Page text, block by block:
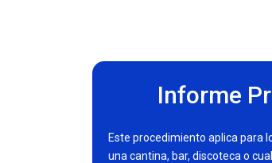
Informe
Este procedimiento aplica para
una cantina, bar, discoteca o